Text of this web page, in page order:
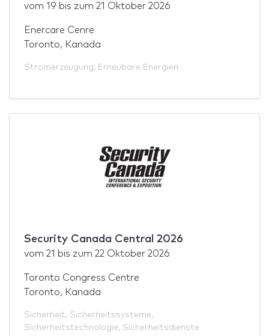
vom 19 bis zum 21 Oktober 2026
Enercare Cenre
Toronto, Kanada
Stromerzeugung, Erneubare Energien
Security Canada Central 2026
vom 21 bis zum 22 Oktober 2026
Toronto Congress Centre
Toronto, Kanada
Sicherheit, Sicherheitssysteme,
Sicherheitstechnologie, Sicherheitsdienste